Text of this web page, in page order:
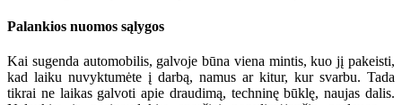
Palankios nuomos sąlygos
Kai sugenda automobilis, galvoje būna viena mintis, kuo jį pakeisti,
kad laiku nuvyktumėte į darbą, namus ar kitur, kur svarbu. Tada
tikrai ne laikas galvoti apie draudimą, techninę būklę, naujas dalis.